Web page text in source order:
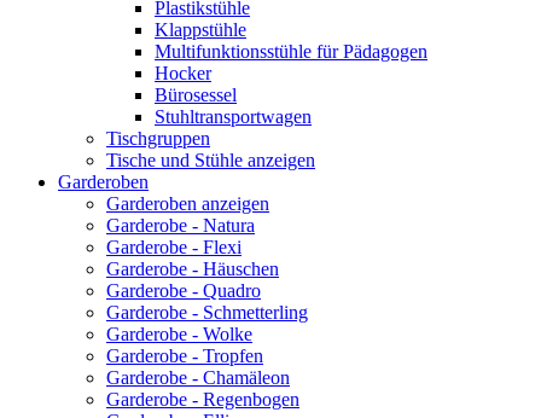
Plastikstühle
Klappstühle
Multifunktionsstühle für Pädagogen
Hocker
Bürosessel
Stuhltransportwagen
Tischgruppen
Tische und Stühle anzeigen
Garderoben
Garderoben anzeigen
Garderobe - Natura
Garderobe - Flexi
Garderobe - Häuschen
Garderobe - Quadro
Garderobe - Schmetterling
Garderobe - Wolke
Garderobe - Tropfen
Garderobe - Chamäleon
Garderobe - Regenbogen